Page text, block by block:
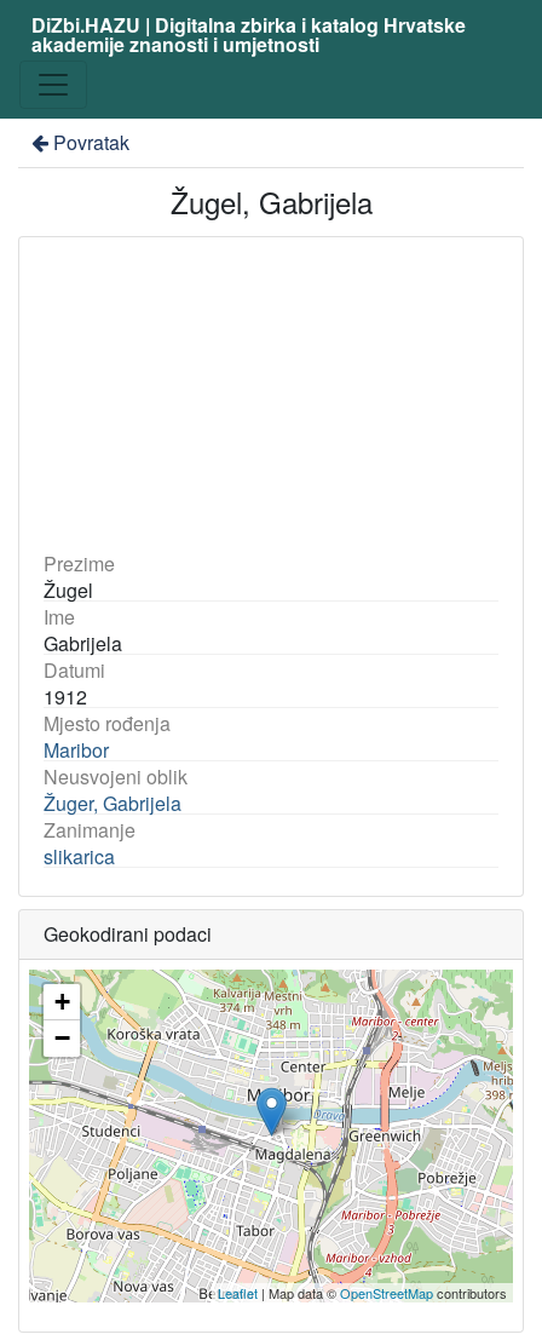
DiZbi.HAZU | Digitalna zbirka i katalog Hrvatske
akademije znanosti i umjetnosti
Povratak
Žugel, Gabrijela
Prezime
Žugel
Ime
Gabrijela
Datumi
1912
Mjesto rođenja
Maribor
Neusvojeni oblik
Žuger, Gabrijela
Zanimanje
slikarica
Geokodirani podaci
+
−
Leaflet | Map data ©OpenStreetMapcontributors